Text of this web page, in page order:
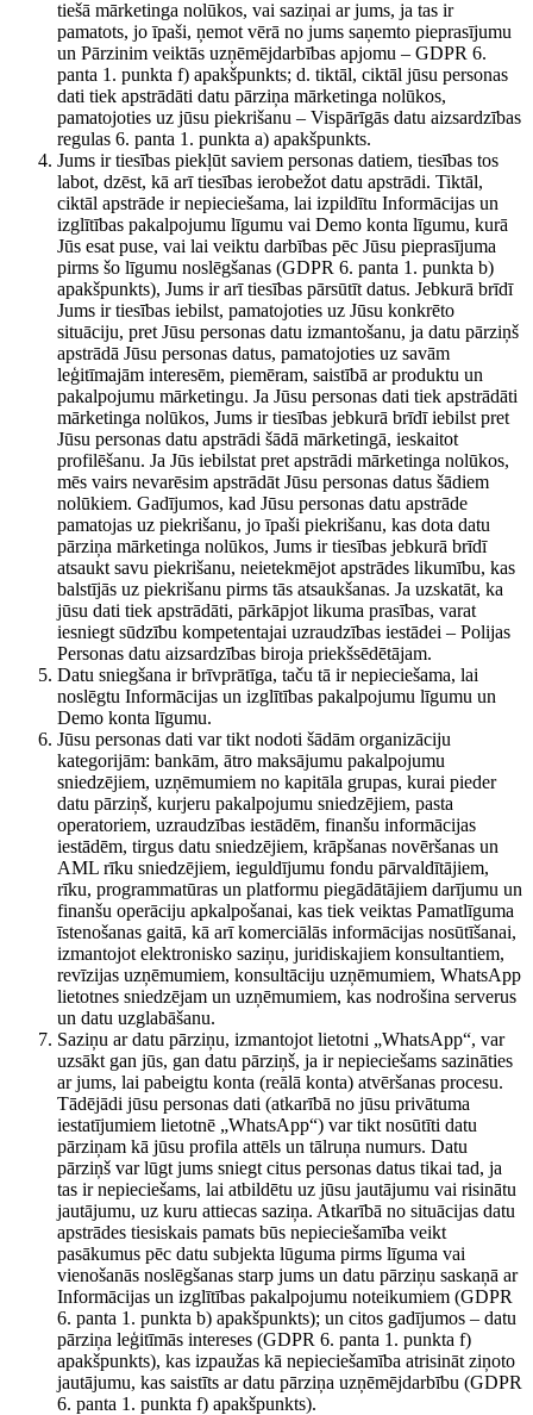
tiešā mārketinga nolūkos, vai saziņai ar jums, ja tas ir
pamatots, jo īpaši, ņemot vērā no jums saņemto pieprasījumu
un Pārzinim veiktās uzņēmējdarbības apjomu – GDPR 6.
panta 1. punkta f) apakšpunkts; d. tiktāl, ciktāl jūsu personas
dati tiek apstrādāti datu pārziņa mārketinga nolūkos,
pamatojoties uz jūsu piekrišanu – Vispārīgās datu aizsardzības
regulas 6. panta 1. punkta a) apakšpunkts.
Jums ir tiesības piekļūt saviem personas datiem, tiesības tos
labot, dzēst, kā arī tiesības ierobežot datu apstrādi. Tiktāl,
ciktāl apstrāde ir nepieciešama, lai izpildītu Informācijas un
izglītības pakalpojumu līgumu vai Demo konta līgumu, kurā
Jūs esat puse, vai lai veiktu darbības pēc Jūsu pieprasījuma
pirms šo līgumu noslēgšanas (GDPR 6. panta 1. punkta b)
apakšpunkts), Jums ir arī tiesības pārsūtīt datus. Jebkurā brīdī
Jums ir tiesības iebilst, pamatojoties uz Jūsu konkrēto
situāciju, pret Jūsu personas datu izmantošanu, ja datu pārziņš
apstrādā Jūsu personas datus, pamatojoties uz savām
leģitīmajām interesēm, piemēram, saistībā ar produktu un
pakalpojumu mārketingu. Ja Jūsu personas dati tiek apstrādāti
mārketinga nolūkos, Jums ir tiesības jebkurā brīdī iebilst pret
Jūsu personas datu apstrādi šādā mārketingā, ieskaitot
profilēšanu. Ja Jūs iebilstat pret apstrādi mārketinga nolūkos,
mēs vairs nevarēsim apstrādāt Jūsu personas datus šādiem
nolūkiem. Gadījumos, kad Jūsu personas datu apstrāde
pamatojas uz piekrišanu, jo īpaši piekrišanu, kas dota datu
pārziņa mārketinga nolūkos, Jums ir tiesības jebkurā brīdī
atsaukt savu piekrišanu, neietekmējot apstrādes likumību, kas
balstījās uz piekrišanu pirms tās atsaukšanas. Ja uzskatāt, ka
jūsu dati tiek apstrādāti, pārkāpjot likuma prasības, varat
iesniegt sūdzību kompetentajai uzraudzības iestādei – Polijas
Personas datu aizsardzības biroja priekšsēdētājam.
Datu sniegšana ir brīvprātīga, taču tā ir nepieciešama, lai
noslēgtu Informācijas un izglītības pakalpojumu līgumu un
Demo konta līgumu.
Jūsu personas dati var tikt nodoti šādām organizāciju
kategorijām: bankām, ātro maksājumu pakalpojumu
sniedzējiem, uzņēmumiem no kapitāla grupas, kurai pieder
datu pārziņš, kurjeru pakalpojumu sniedzējiem, pasta
operatoriem, uzraudzības iestādēm, finanšu informācijas
iestādēm, tirgus datu sniedzējiem, krāpšanas novēršanas un
AML rīku sniedzējiem, ieguldījumu fondu pārvaldītājiem,
rīku, programmatūras un platformu piegādātājiem darījumu un
finanšu operāciju apkalpošanai, kas tiek veiktas Pamatlīguma
īstenošanas gaitā, kā arī komerciālās informācijas nosūtīšanai,
izmantojot elektronisko saziņu, juridiskajiem konsultantiem,
revīzijas uzņēmumiem, konsultāciju uzņēmumiem, WhatsApp
lietotnes sniedzējam un uzņēmumiem, kas nodrošina serverus
un datu uzglabāšanu.
Saziņu ar datu pārziņu, izmantojot lietotni „WhatsApp“, var
uzsākt gan jūs, gan datu pārziņš, ja ir nepieciešams sazināties
ar jums, lai pabeigtu konta (reālā konta) atvēršanas procesu.
Tādējādi jūsu personas dati (atkarībā no jūsu privātuma
iestatījumiem lietotnē „WhatsApp“) var tikt nosūtīti datu
pārziņam kā jūsu profila attēls un tālruņa numurs. Datu
pārziņš var lūgt jums sniegt citus personas datus tikai tad, ja
tas ir nepieciešams, lai atbildētu uz jūsu jautājumu vai risinātu
jautājumu, uz kuru attiecas saziņa. Atkarībā no situācijas datu
apstrādes tiesiskais pamats būs nepieciešamība veikt
pasākumus pēc datu subjekta lūguma pirms līguma vai
vienošanās noslēgšanas starp jums un datu pārziņu saskaņā ar
Informācijas un izglītības pakalpojumu noteikumiem (GDPR
6. panta 1. punkta b) apakšpunkts); un citos gadījumos – datu
pārziņa leģitīmās intereses (GDPR 6. panta 1. punkta f)
apakšpunkts), kas izpaužas kā nepieciešamība atrisināt ziņoto
jautājumu, kas saistīts ar datu pārziņa uzņēmējdarbību (GDPR
6. panta 1. punkta f) apakšpunkts).